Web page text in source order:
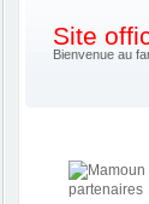
Site
Bienvenue au